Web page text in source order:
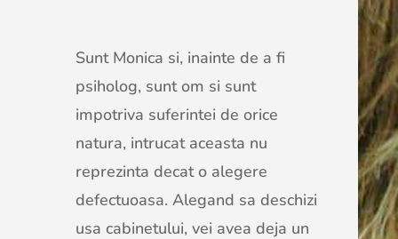
Sunt Monica si, inainte de a fi
psiholog, sunt om si sunt
impotriva suferintei de orice
natura, intrucat aceasta nu
reprezinta decat o alegere
defectuoasa. Alegand sa deschizi
usa cabinetului, vei avea deja un